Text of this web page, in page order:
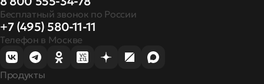
Бесплатный звонок по России
+7 (495) 580-11-11
Телефон в Москве
Продукты